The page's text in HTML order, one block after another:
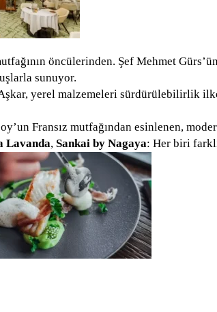
öncülerinden. Şef Mehmet
sunuyor.
yerel malzemeleri sürdürülebilirlik
Fransız mutfağından esinlenen,
Lavanda, Sankai by Nagaya: Her biri